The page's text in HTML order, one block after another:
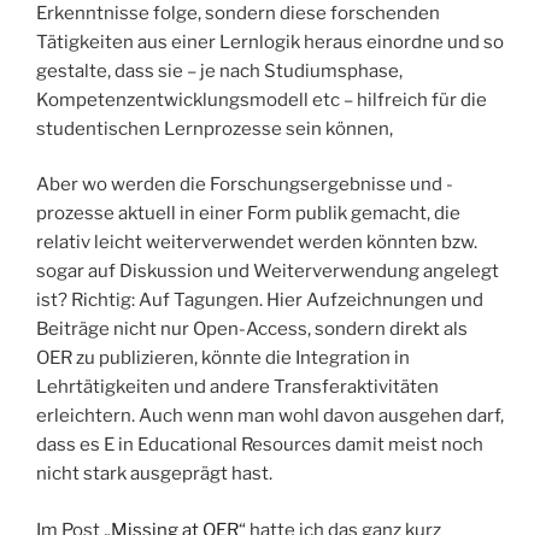
Erkenntnisse folge, sondern diese forschenden
Tätigkeiten aus einer Lernlogik heraus einordne und so
gestalte, dass sie – je nach Studiumsphase,
Kompetenzentwicklungsmodell etc – hilfreich für die
studentischen Lernprozesse sein können,
Aber wo werden die Forschungsergebnisse und -
prozesse aktuell in einer Form publik gemacht, die
relativ leicht weiterverwendet werden könnten bzw.
sogar auf Diskussion und Weiterverwendung angelegt
ist? Richtig: Auf Tagungen. Hier Aufzeichnungen und
Beiträge nicht nur Open-Access, sondern direkt als
OER zu publizieren, könnte die Integration in
Lehrtätigkeiten und andere Transferaktivitäten
erleichtern. Auch wenn man wohl davon ausgehen darf,
dass es E in Educational Resources damit meist noch
nicht stark ausgeprägt hast.
Im Post „Missing at OER“ hatte ich das ganz kurz